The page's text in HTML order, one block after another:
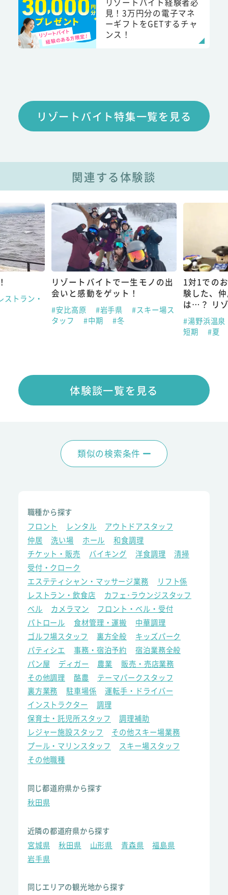
見！3万円分の電子マネ
ーギフトをGETするチャ
ンス！
リゾートバイト特集一覧を見る
関連する体験談
ストラン・
リゾートバイトで一生モノの出
会いと感動をゲット！
#安比高原 #岩手県
#スキー場ス
タッフ
#中期 #冬
1対1での
験した、
は…？ リ
#湯野浜温泉
短期
#夏
体験談一覧を見る
類似の検索条件
職種から探す
フロント
レンタル
アウトドアスタッフ
仲居
洗い場 ホール
和食調理
チケット・販売
バイキング 洋食調理
清掃
受付・クローク
エステティシャン・マッサージ業務
リフト係
レストラン・飲食店
カフェ･ラウンジスタッフ
ベル
カメラマン
フロント・ベル・受付
パトロール
食材管理・運搬
中華調理
ゴルフ場スタッフ
裏方全般
キッズパーク
パティシエ
事務・宿泊予約
宿泊業務全般
パン屋
ディガー 農業
販売・売店業務
その他調理
酪農
テーマパークスタッフ
裏方業務
駐車場係
運転手・ドライバー
インストラクター
調理
保育士・託児所スタッフ
調理補助
レジャー施設スタッフ
その他スキー場業務
プール・マリンスタッフ
スキー場スタッフ
その他職種
同じ都道府県から探す
秋田県
近隣の都道府県から探す
宮城県
秋田県 山形県 青森県
福島県
岩手県
同じエリアの観光地から探す